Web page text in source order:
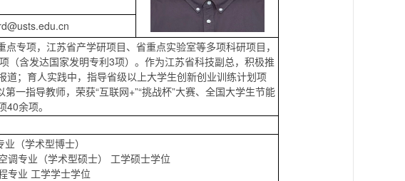
专项，江苏省产学研项目、省重点实验室等多项科研项目，
（含发达国家发明专利3项）。作为江苏省科技副总，积极推
；育人实践中，指导省级以上大学生创新创业训练计划项
一指导教师，荣获“互联网+”“挑战杯”大赛、全国大学生节能
余项。
（学术型博士）
调专业（学术型硕士） 工学硕士学位
专业 工学学士学位